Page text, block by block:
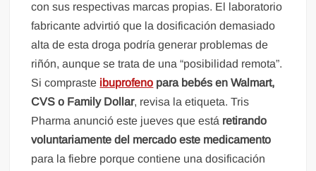
con sus respectivas marcas propias. El laboratorio
fabricante advirtió que la dosificación demasiado
alta de esta droga podría generar problemas de
riñón, aunque se trata de una “posibilidad remota”.
Si compraste ibuprofeno para bebés en Walmart,
CVS o Family Dollar, revisa la etiqueta. Tris
Pharma anunció este jueves que está retirando
voluntariamente del mercado este medicamento
para la fiebre porque contiene una dosificación